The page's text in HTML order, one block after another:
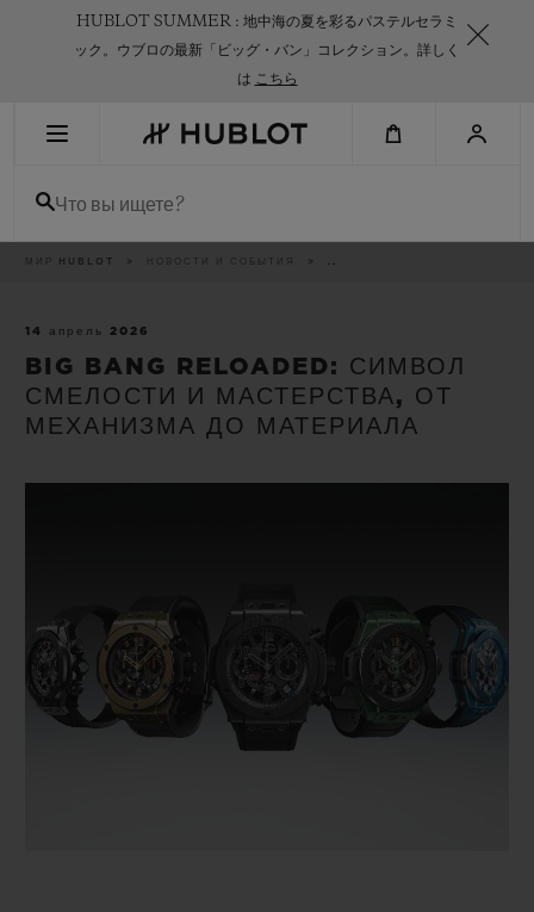
HUBLOT SUMMER : 地中海の夏を彩るパステルセラミ
ック。ウブロの最新「ビッグ・バン」コレクション。詳しく
は こちら
Что вы ищете?
Breadcrumb
МИР HUBLOT НОВОСТИ И СОБЫТИЯ ..
14 апрель 2026
BIG BANG RELOADED: СИМВОЛ
СМЕЛОСТИ И МАСТЕРСТВА, ОТ
МЕХАНИЗМА ДО МАТЕРИАЛА
Нет недавних поисковых запросов
НОВИНКИ
ОНЛАЙН-
ПРОДАЖА
ЭКСКЛЮЗИВНЫЕ УСЛУГИ